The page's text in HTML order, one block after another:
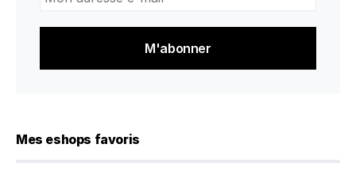
mail
Mes eshops favoris